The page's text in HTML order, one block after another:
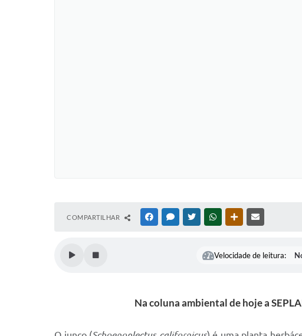
COMPARTILHAR FACEBOOKMESSENGER
TWITTERWHATSAPPOUTRAS MÍDIAS
Velocidade de leitura:
Na coluna ambiental de hoje a